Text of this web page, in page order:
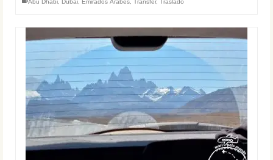
Abu Dhabi Dubai Emirados Árabes Transfer, Traslado